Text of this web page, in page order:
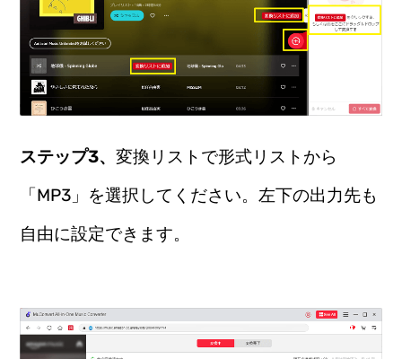
ステップ3、変換リストで形式リストから
「MP3」を選択してください。左下の出力先も
自由に設定できます。